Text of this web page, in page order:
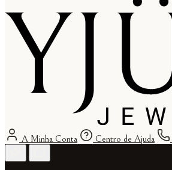
A Minha Conta Centro de Ajuda